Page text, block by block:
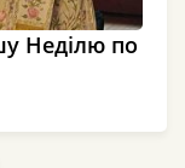
Неділю по